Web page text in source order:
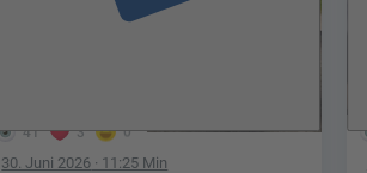
41 3 0
30. Juni 2026 · 11:25 Min